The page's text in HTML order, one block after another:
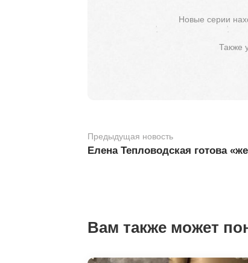
Новые серии
Также
Предыдущая новость
Елена Тепловодская готова
Вам также может